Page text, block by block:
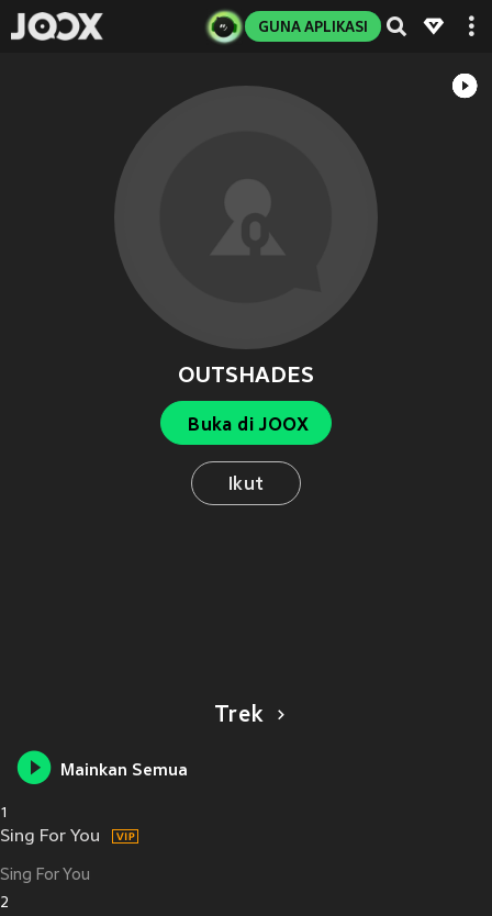
GUNA APLIKASI
OUTSHADES
Buka di JOOX
Ikut
Trek
Mainkan Semua
1
Sing For You
Sing For You
2